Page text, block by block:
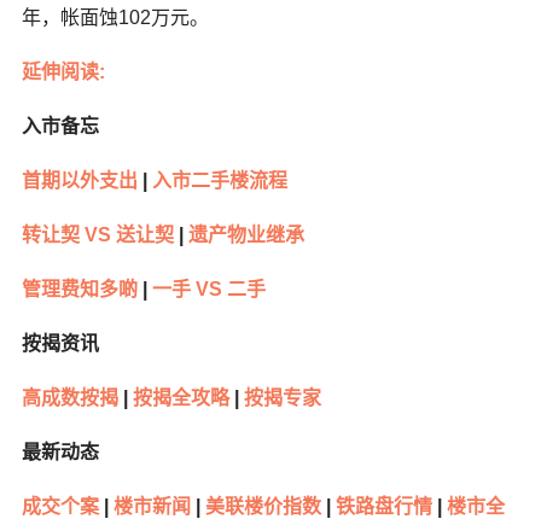
年，帐面蚀102万元。
延伸阅读:
入市备忘
首期以外支出 入市二手楼流程
转让契 VS 送让契| 遗产物业继承
管理费知多啲| 一手 VS 二手
按揭资讯
高成数按揭| 按揭全攻略| 按揭专家
最新动态
成交个案| 楼市新闻 美联楼价指数| 铁路盘行情|
楼市全